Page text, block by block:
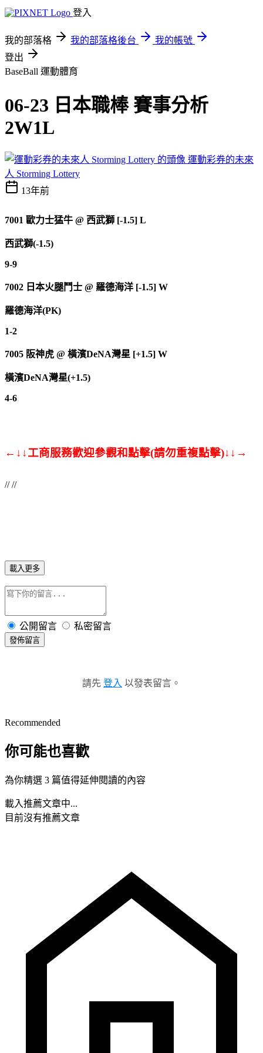
登入
我的部落格 我的部落格後台
我的帳號
登出
BaseBall 運動體育
06-23 日本職棒 賽事分析
2W1L
運動彩券的未來
人 Storming Lottery
13年前
7001 歐力士猛牛 @ 西武獅 [-1.5] L
西武獅(-1.5)
9-9
7002 日本火腿鬥士 @ 羅德海洋 [-1.5] W
羅德海洋(PK)
1-2
7005 阪神虎 @ 橫濱DeNA灣星 [+1.5] W
橫濱DeNA灣星(+1.5)
4-6
←↓↓工商服務歡迎參觀和點擊(請勿重複點擊)↓↓→
// //
載入更多
公開留言 私密留言
發佈留言
請先 登入 以發表留言。
Recommended
你可能也喜歡
為你精選 3 篇值得延伸閱讀的內容
載入推薦文章中...
目前沒有推薦文章